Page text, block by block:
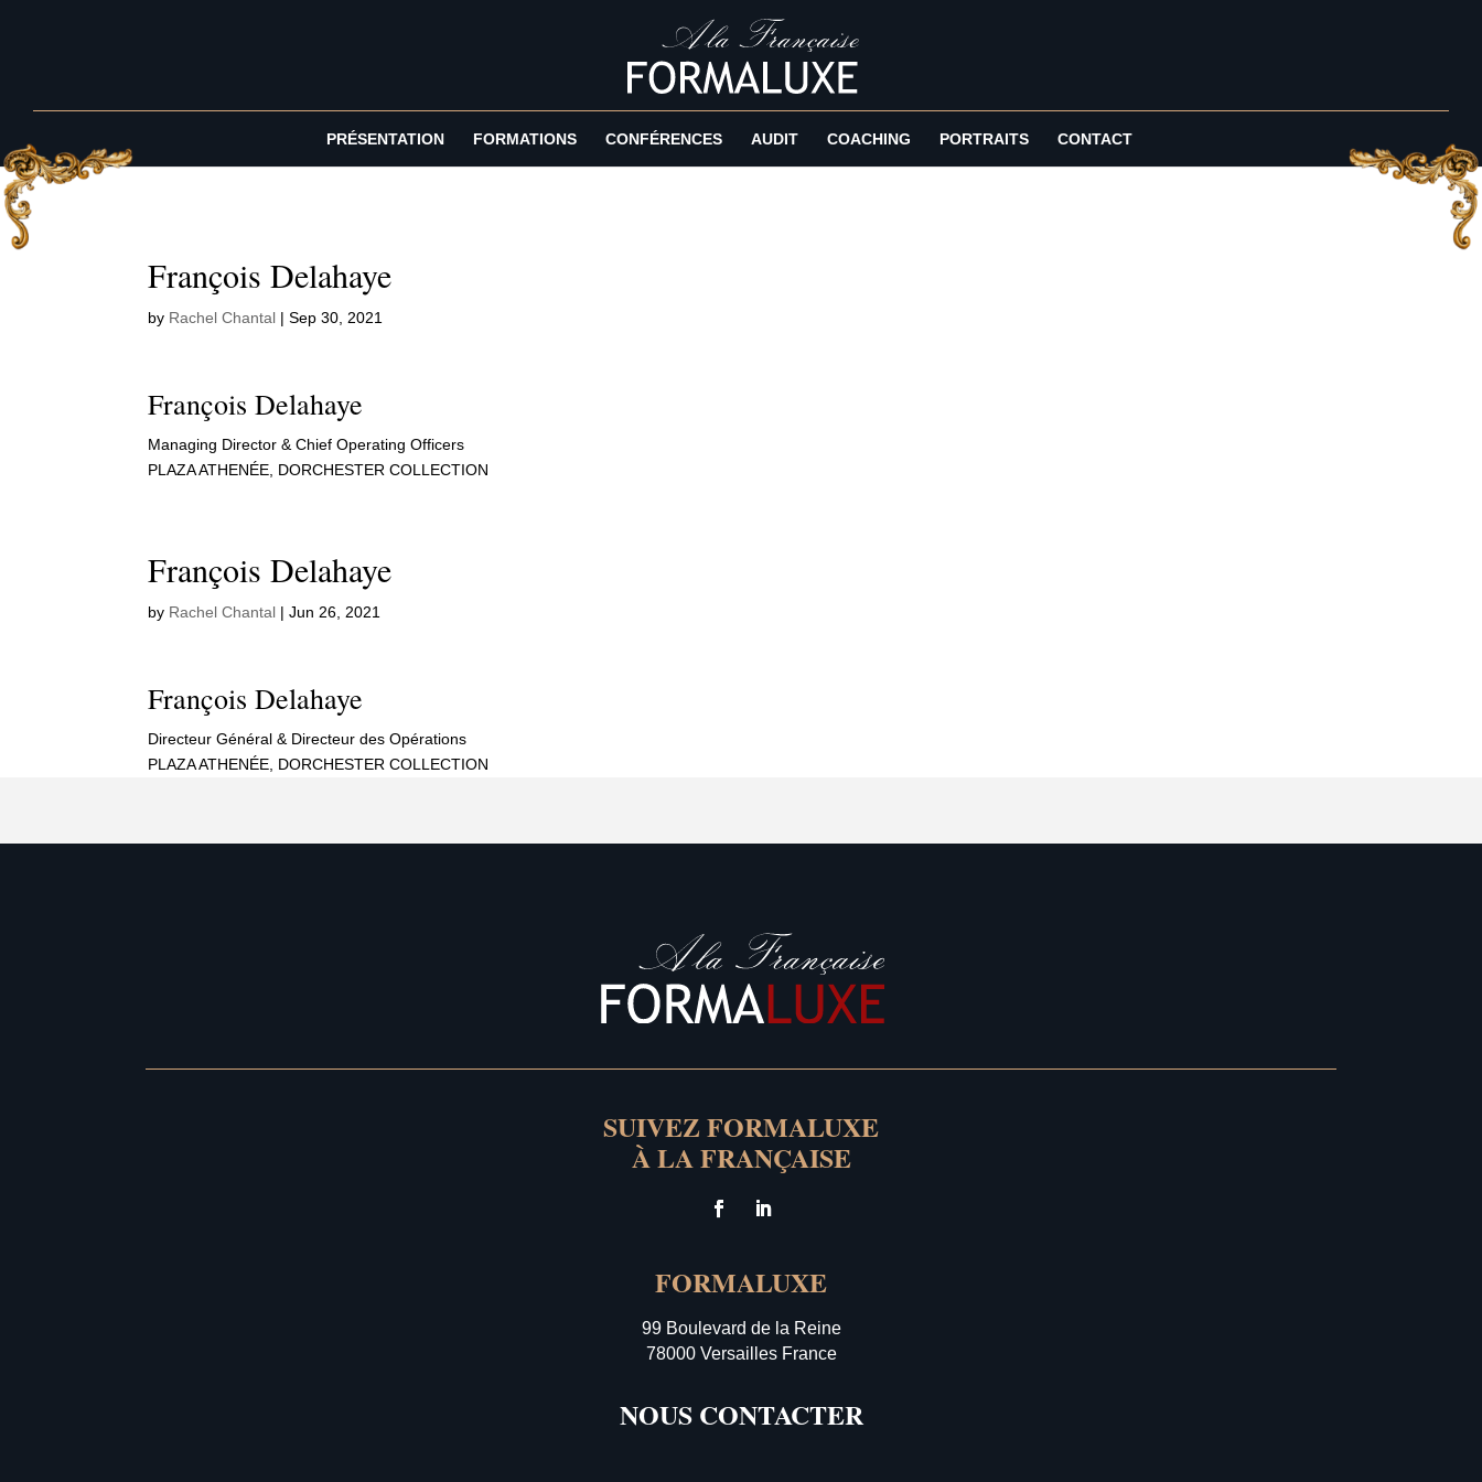
PRÉSENTATION FORMATIONS CONFÉRENCES AUDIT COACHING PORTRAITS CONTACT
François Delahaye
by Rachel Chantal |Sep 30, 2021
François Delahaye
Managing Director & Chief Operating Officers
PLAZA ATHENÉE, DORCHESTER COLLECTION
François Delahaye
by Rachel Chantal |Jun 26, 2021
François Delahaye
Directeur Général & Directeur des Opérations
PLAZA ATHENÉE, DORCHESTER COLLECTION
SUIVEZ FORMALUXE
À LA FRANÇAISE
FORMALUXE
99 Boulevard de la Reine
78000 Versailles France
NOUS CONTACTER